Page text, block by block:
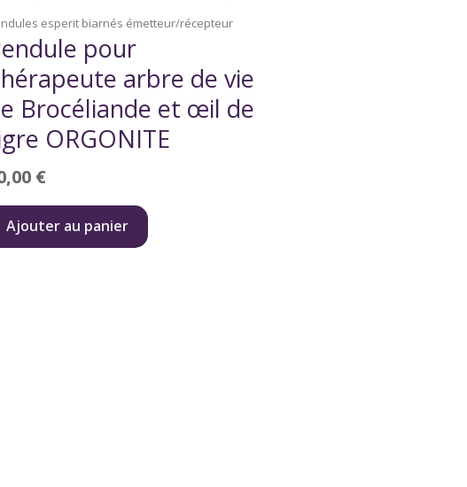
esperit biarnés émetteur/récepteur
pour
arbre de vie
Brocéliande et œil de
ORGONITE
€
Ajouter au panier